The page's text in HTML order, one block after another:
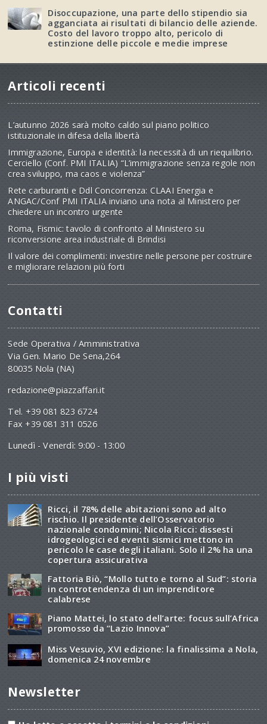
Disoccupazione, una parte dello stipendio sia
agganciata ai risultati di bilancio delle aziende.
Costo del lavoro troppo alto, pericolo di
estinzione delle piccole e medie imprese
Articoli recenti
L’autunno 2026 sarà molto caldo sul piano politico
istituzionale in difesa della libertà
Immigrazione, Europa e identità: la necessità di un riequilibrio.
Cerciello (Conf. PMI ITALIA) “L’immigrazione senza regole non
crea sviluppo, ma caos e violenza”
Rete carburanti e Ddl Concorrenza: CLAAI Energia e
ANGAC/Conf PMI ITALIA inviano una nota al Ministero per
chiedere un incontro urgente
Roma, Fismic: tavolo di confronto al Ministero su
riconversione area industriale di Brindisi
Il valore dei complimenti: investire nelle persone per costruire
e migliorare relazioni più forti
Contatti
Sede Operativa / Amministrativa
Via Gen. Mario De Sena,264
80035 Nola (NA)
redazione@piazzaffari.it
Tel. +39 081 823 6724
Fax +39 081 311 0526
Lunedì - Venerdì: 9:00 - 13:00
I più visti
Ricci, il 78% delle abitazioni sono ad alto
rischio. Il presidente dell’Osservatorio
nazionale condomini; Nicola Ricci: dissesti
idrogeologici ed eventi sismici mettono in
pericolo le case degli italiani. Solo il 2% ha una
copertura assicurativa
Fattoria Biò, “Mollo tutto e torno al Sud”: storia
in controtendenza di un imprenditore
calabrese
Piano Mattei, lo stato dell’arte: focus sull’Africa
promosso da “Lazio Innova”
Miss Vesuvio, XVI edizione: la finalissima a Nola,
domenica 24 novembre
Newsletter